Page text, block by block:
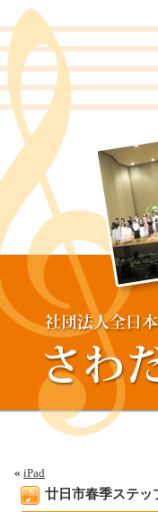
« iPad
廿日市春季ステッ